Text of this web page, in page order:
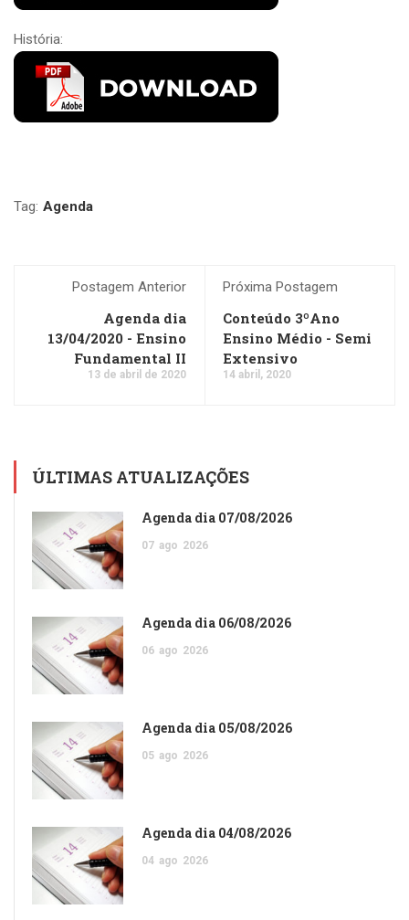
História:
Tag: Agenda
Postagem Anterior
Agenda dia
13/04/2020 - Ensino
Fundamental II
13 de abril de 2020
Próxima Postagem
Conteúdo 3ºAno
Ensino Médio - Semi
Extensivo
14 abril, 2020
ÚLTIMAS ATUALIZAÇÕES
Agenda dia 07/08/2026
07 ago 2026
Agenda dia 06/08/2026
06 ago 2026
Agenda dia 05/08/2026
05 ago 2026
Agenda dia 04/08/2026
04 ago 2026